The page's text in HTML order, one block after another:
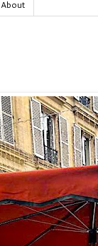
About